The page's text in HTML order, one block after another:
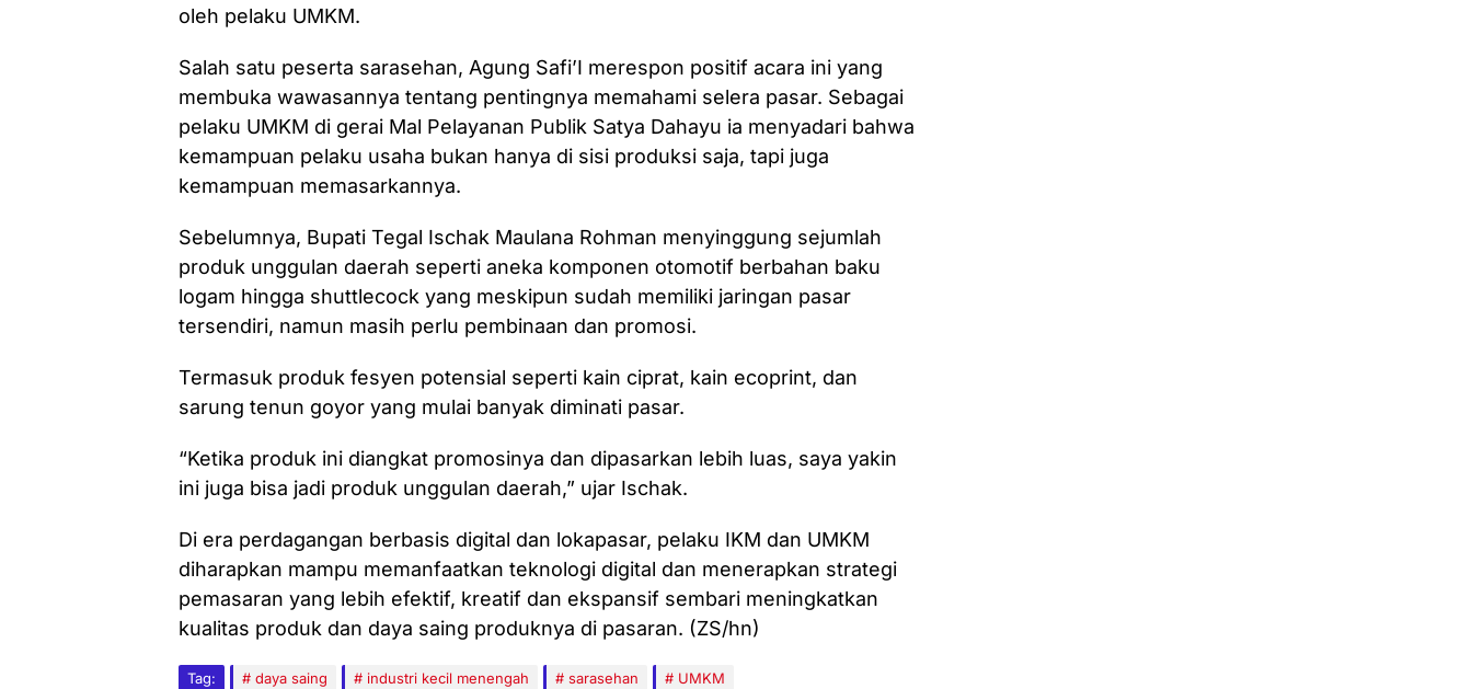
oleh pelaku UMKM.
Salah satu peserta sarasehan, Agung Safi’I merespon positif acara ini yang
membuka wawasannya tentang pentingnya memahami selera pasar. Sebagai
pelaku UMKM di gerai Mal Pelayanan Publik Satya Dahayu ia menyadari bahwa
kemampuan pelaku usaha bukan hanya di sisi produksi saja, tapi juga
kemampuan memasarkannya.
Sebelumnya, Bupati Tegal Ischak Maulana Rohman menyinggung sejumlah
produk unggulan daerah seperti aneka komponen otomotif berbahan baku
logam hingga shuttlecock yang meskipun sudah memiliki jaringan pasar
tersendiri, namun masih perlu pembinaan dan promosi.
Termasuk produk fesyen potensial seperti kain ciprat, kain ecoprint, dan
sarung tenun goyor yang mulai banyak diminati pasar.
“Ketika produk ini diangkat promosinya dan dipasarkan lebih luas, saya yakin
ini juga bisa jadi produk unggulan daerah,” ujar Ischak.
Di era perdagangan berbasis digital dan lokapasar, pelaku IKM dan UMKM
diharapkan mampu memanfaatkan teknologi digital dan menerapkan strategi
pemasaran yang lebih efektif, kreatif dan ekspansif sembari meningkatkan
kualitas produk dan daya saing produknya di pasaran. (ZS/hn)
Tag: daya saing industri kecil menengah sarasehan UMKM